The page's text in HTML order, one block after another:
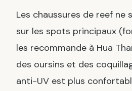
Les chaussures de reef ne
sur les spots principaux
les recommande à Hua
des oursins et des
anti-UV est plus